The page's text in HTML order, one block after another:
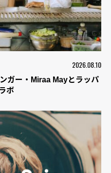
2026.08.10
ガー・Miraa Mayとラッパ
ボ